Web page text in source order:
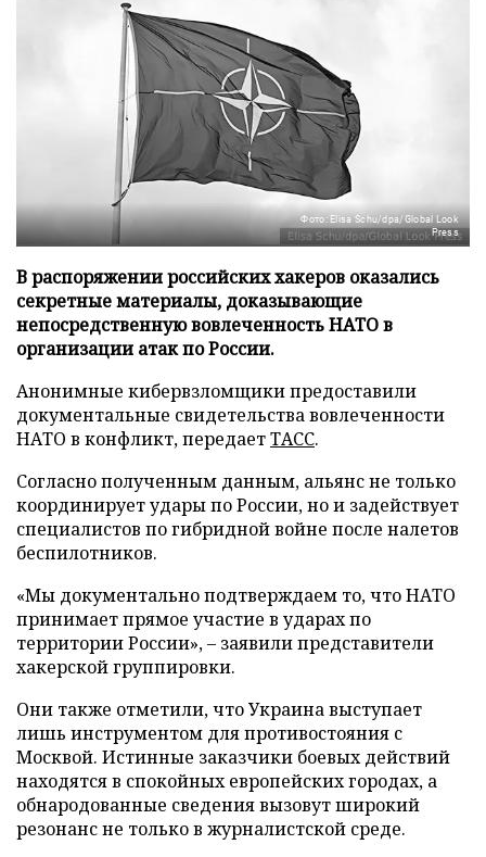
Фото: Elisa Schu/dpa/Global Look
Press
В распоряжении российских хакеров оказались
секретные материалы, доказывающие
непосредственную вовлеченность НАТО в
организации атак по России.
Анонимные кибервзломщики предоставили
документальные свидетельства вовлеченности
НАТО в конфликт, передаетТАСС.
Согласно полученным данным, альянс не только
координирует удары по России, но и задействует
специалистов по гибридной войне после налетов
беспилотников.
«Мы документально подтверждаем то, что НАТО
принимает прямое участие в ударах по
территории России», – заявили представители
хакерской группировки.
Они также отметили, что Украина выступает
лишь инструментом для противостояния с
Москвой. Истинные заказчики боевых действий
находятся в спокойных европейских городах, а
обнародованные сведения вызовут широкий
резонанс не только в журналистской среде.